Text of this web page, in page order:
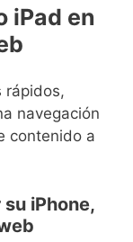
iPad en
rápidos,
navegación
contenido a
iPhone,